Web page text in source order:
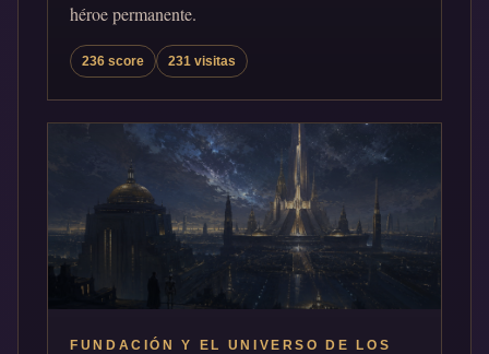
héroe permanente.
236 score 231 visitas
FUNDACIÓN Y EL UNIVERSO DE LOS